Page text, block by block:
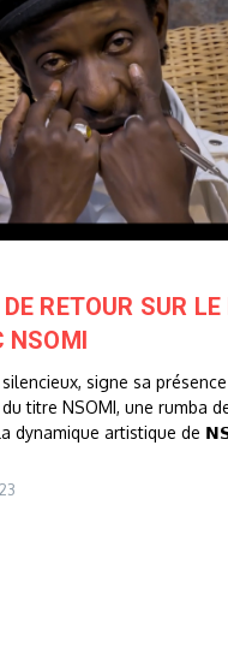
RETOUR SUR
NSOMI
signe sa
titre NSOMI, une rumba
dynamique artistique de